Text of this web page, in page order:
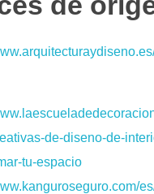
de-diseno-de-
tu-espacio